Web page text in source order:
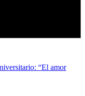
“El amor